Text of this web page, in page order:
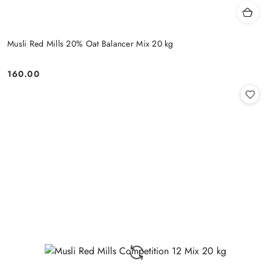
Musli Red Mills 20% Oat Balancer Mix 20 kg
Cena:
160.00